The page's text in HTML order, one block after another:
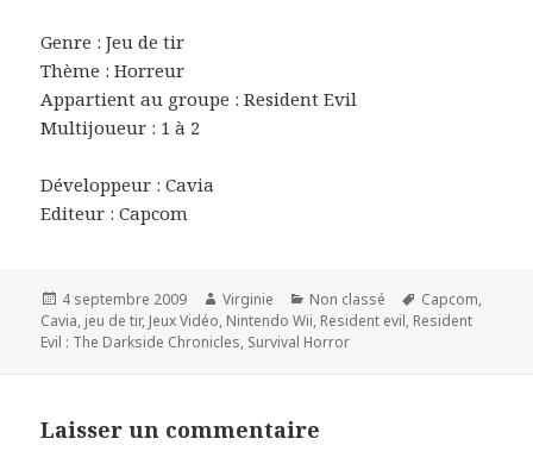
Genre : Jeu de tir
Thème : Horreur
Appartient au groupe : Resident Evil
Multijoueur : 1 à 2
Développeur : Cavia
Editeur : Capcom
Publié
le
4 septembre 2009 Auteur
Virginie Catégories
Non classé
Mots-
clés
Capcom,
Cavia, jeu de tir, Jeux Vidéo, Nintendo Wii, Resident evil, Resident
Evil : The Darkside Chronicles, Survival Horror
Laisser un commentaire